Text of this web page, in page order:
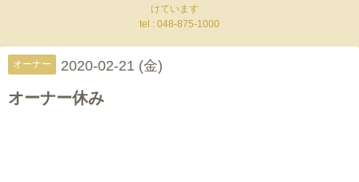
けています
tel : 048-875-1000
オーナー 2020-02-21 (金)
オーナー休み